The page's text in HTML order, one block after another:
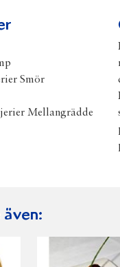
Smör
Mellangrädde